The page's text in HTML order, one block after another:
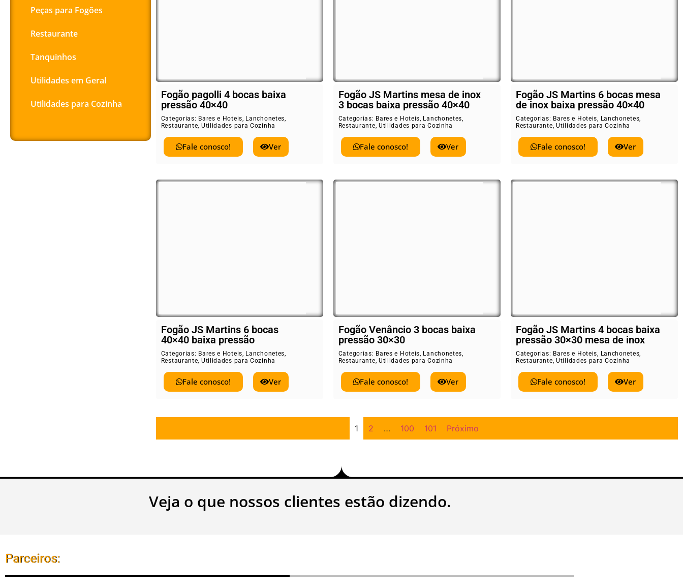
Peças para Fogões
Restaurante
Tanquinhos
Utilidades em Geral
Utilidades para Cozinha
Fogão pagolli 4 bocas baixa
pressão 40×40
Categorias: Bares e Hoteis, Lanchonetes,
Restaurante, Utilidades para Cozinha
Fale conosco! Ver
Fogão JS Martins mesa de inox
3 bocas baixa pressão 40×40
Categorias: Bares e Hoteis, Lanchonetes,
Restaurante, Utilidades para Cozinha
Fale conosco! Ver
Fogão JS Martins 6 bocas mesa
de inox baixa pressão 40×40
Categorias: Bares e Hoteis, Lanchonetes,
Restaurante, Utilidades para Cozinha
Fale conosco! Ver
Fogão JS Martins 6 bocas
40×40 baixa pressão
Categorias: Bares e Hoteis, Lanchonetes,
Restaurante, Utilidades para Cozinha
Fale conosco! Ver
Fogão Venâncio 3 bocas baixa
pressão 30×30
Categorias: Bares e Hoteis, Lanchonetes,
Restaurante, Utilidades para Cozinha
Fale conosco! Ver
Fogão JS Martins 4 bocas baixa
pressão 30×30 mesa de inox
Categorias: Bares e Hoteis, Lanchonetes,
Restaurante, Utilidades para Cozinha
Fale conosco! Ver
1 2 … 100 101 Próximo
Veja o que nossos clientes estão dizendo.
Parceiros: